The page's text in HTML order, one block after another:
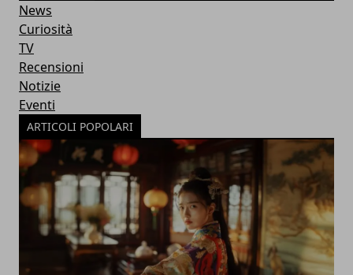
News
Curiosità
TV
Recensioni
Notizie
Eventi
ARTICOLI POPOLARI